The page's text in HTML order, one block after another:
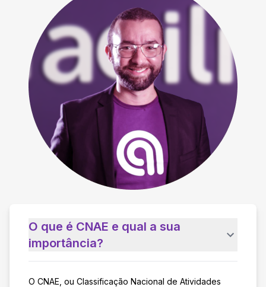
O que é CNAE e qual a sua
importância?
O CNAE, ou Classificação Nacional de Atividades